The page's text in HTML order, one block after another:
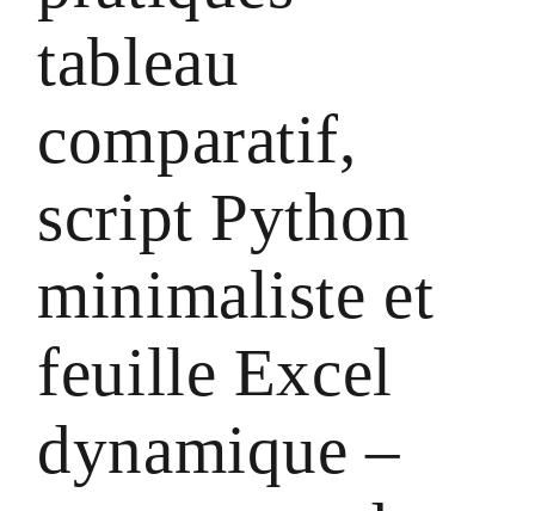
tableau
comparatif,
script Python
minimaliste et
feuille Excel
dynamique –